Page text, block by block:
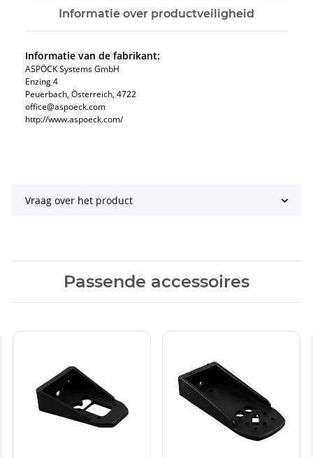
Informatie over productveiligheid
Informatie van de fabrikant:
ASPÖCK Systems GmbH
Enzing 4
Peuerbach, Österreich, 4722
office@aspoeck.com
http://www.aspoeck.com/
Vraag over het product
Passende accessoires